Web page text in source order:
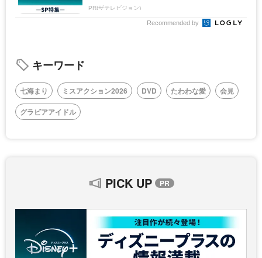
PR(ザテレビジョン)
Recommended by
キーワード
七海まり ミスアクション2026 DVD たわわな愛
会見
グラビアアイドル
PICK UP